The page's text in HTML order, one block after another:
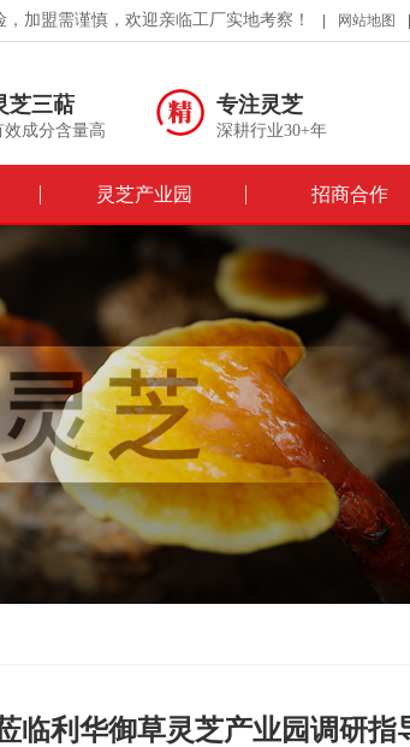
，加盟需谨慎，欢迎亲临工厂实地考察！ 网站地图
芝三萜
效成分含量高
专注灵芝
深耕行业30+年
灵芝产业园 招商合作
临利华御草灵芝产业园调研指